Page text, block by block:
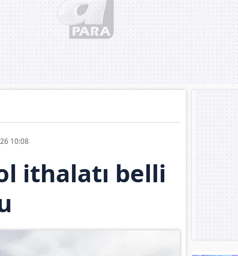
10:08
ithalatı belli